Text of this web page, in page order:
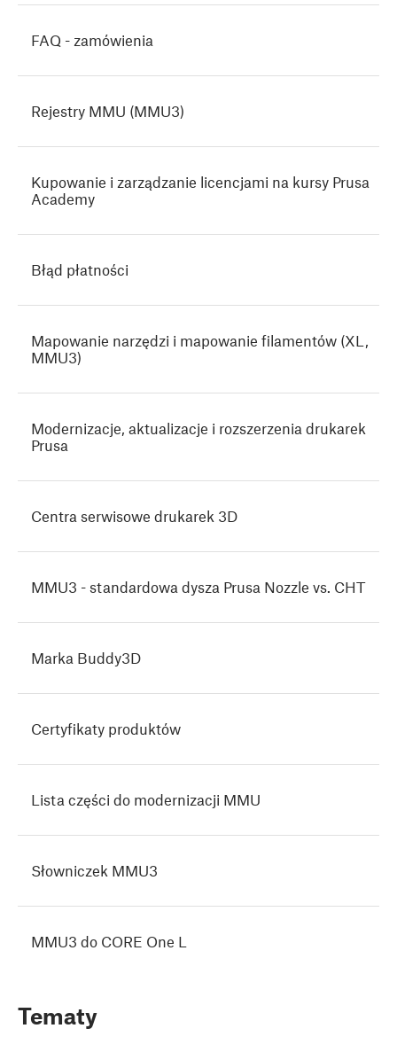
FAQ - zamówienia
Rejestry MMU (MMU3)
Kupowanie i zarządzanie licencjami na kursy Prusa
Academy
Błąd płatności
Mapowanie narzędzi i mapowanie filamentów (XL,
MMU3)
Modernizacje, aktualizacje i rozszerzenia drukarek
Prusa
Centra serwisowe drukarek 3D
MMU3 - standardowa dysza Prusa Nozzle vs. CHT
Marka Buddy3D
Certyfikaty produktów
Lista części do modernizacji MMU
Słowniczek MMU3
MMU3 do CORE One L
Tematy